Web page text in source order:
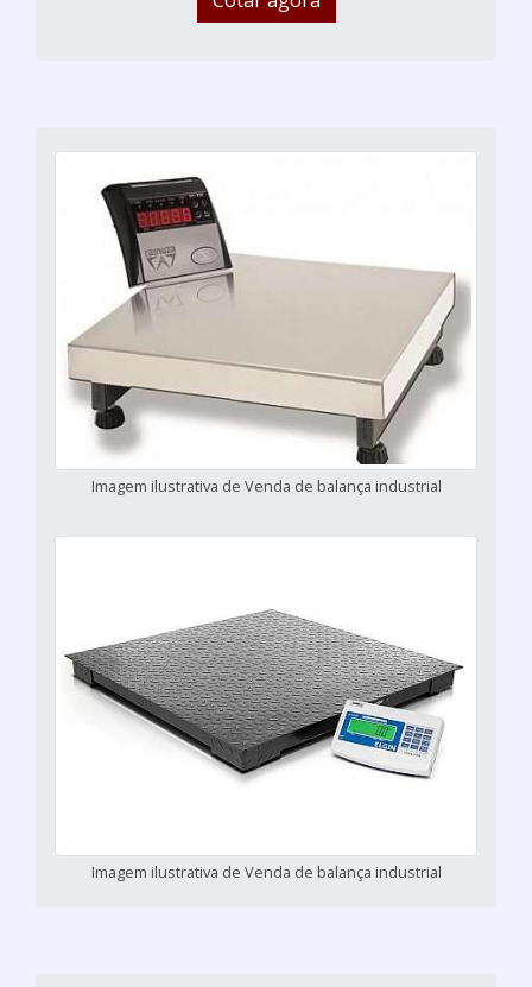
Imagem ilustrativa de Venda de balança industrial
Imagem ilustrativa de Venda de balança industrial